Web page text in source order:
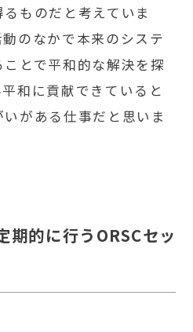
ものだと考えていま
のなかで本来のシステ
とで平和的な解決を探
和に貢献できていると
がある仕事だと思いま
期的に行うORSCセッ